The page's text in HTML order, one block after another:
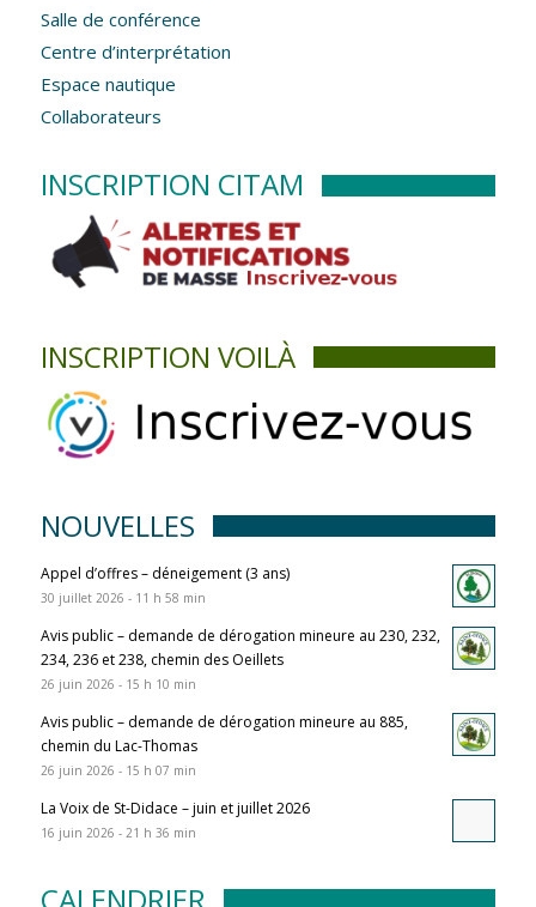
Salle de conférence
Centre d’interprétation
Espace nautique
Collaborateurs
INSCRIPTION CITAM
INSCRIPTION VOILÀ
NOUVELLES
Appel d’offres – déneigement (3 ans)
30 juillet 2026 - 11 h 58 min
Avis public – demande de dérogation mineure au 230, 232,
234, 236 et 238, chemin des Oeillets
26 juin 2026 - 15 h 10 min
Avis public – demande de dérogation mineure au 885,
chemin du Lac-Thomas
26 juin 2026 - 15 h 07 min
La Voix de St-Didace – juin et juillet 2026
16 juin 2026 - 21 h 36 min
CALENDRIER